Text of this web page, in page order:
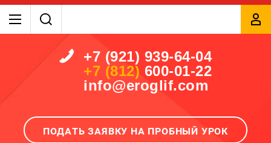
+7 (921) 939-64-04
+7 (812) 600-01-22
info@eroglif.com
ПОДАТЬ ЗАЯВКУ НА ПРОБНЫЙ УРОК